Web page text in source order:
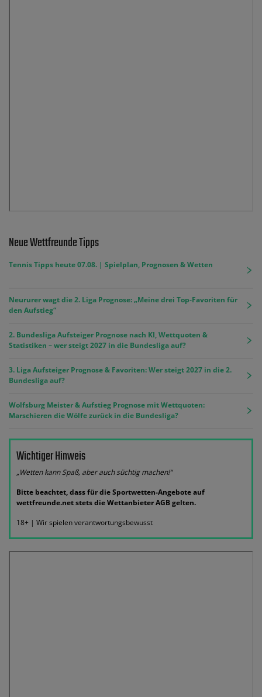
Neue Wettfreunde Tipps
Tennis Tipps heute 07.08. | Spielplan, Prognosen & Wetten
Neururer wagt die 2. Liga Prognose: „Meine drei Top-Favoriten für
den Aufstieg“
2. Bundesliga Aufsteiger Prognose nach KI, Wettquoten &
Statistiken – wer steigt 2027 in die Bundesliga auf?
3. Liga Aufsteiger Prognose & Favoriten: Wer steigt 2027 in die 2.
Bundesliga auf?
Wolfsburg Meister & Aufstieg Prognose mit Wettquoten:
Marschieren die Wölfe zurück in die Bundesliga?
Wichtiger Hinweis
„Wetten kann Spaß, aber auch süchtig machen!“
Bitte beachtet, dass für die Sportwetten-Angebote auf
wettfreunde.net stets die Wettanbieter AGB gelten.
18+ | Wir spielen verantwortungsbewusst